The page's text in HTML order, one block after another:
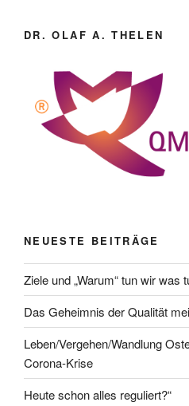
DR. OLAF A. THELEN
NEUESTE BEITRÄGE
Ziele und „Warum“ tun wir was
Das Geheimnis der Qualität
Leben/Vergehen/Wandlung
Corona-Krise
Heute schon alles reguliert?“